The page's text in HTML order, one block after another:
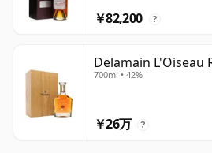
￥82,200 ?
Delamain L'Oiseau
700ml • 42%
￥26万 ?